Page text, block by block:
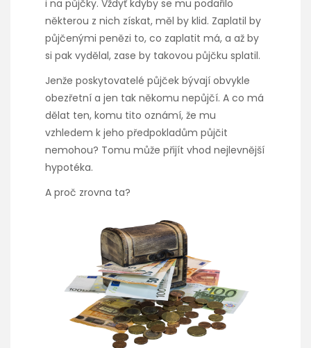
i na půjčky. Vždyť kdyby se mu podařilo
některou z nich získat, měl by klid. Zaplatil by
půjčenými penězi to, co zaplatit má, a až by
si pak vydělal, zase by takovou půjčku splatil.
Jenže poskytovatelé půjček bývají obvykle
obezřetní a jen tak někomu nepůjčí. A co má
dělat ten, komu tito oznámí, že mu
vzhledem k jeho předpokladům půjčit
nemohou? Tomu může přijít vhod nejlevnější
hypotéka.
A proč zrovna ta?